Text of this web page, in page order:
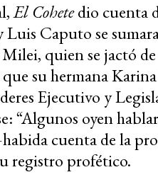
El Cohetedio cuenta
Caputo se
quien se jactó
su hermana
Ejecutivo y
“Algunos oyen
cuenta de la
registro profético.